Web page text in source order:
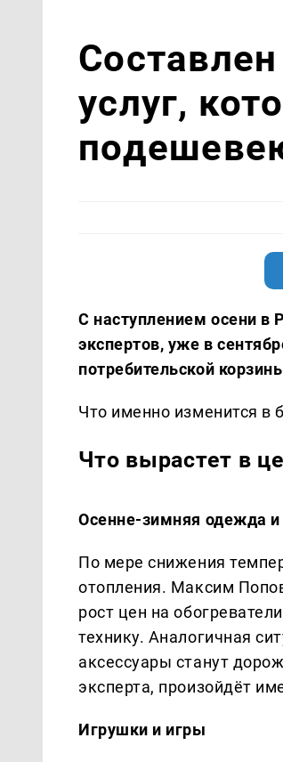
услуг,
С наступлением осени в
экспертов, уже в
потребительской
Что именно изменится в
Что вырастет в
Осенне-зимняя одежда и
По мере снижения
отопления. Максим
рост цен на
технику. Аналогичная
аксессуары станут
эксперта, произойдёт
Игрушки и игры